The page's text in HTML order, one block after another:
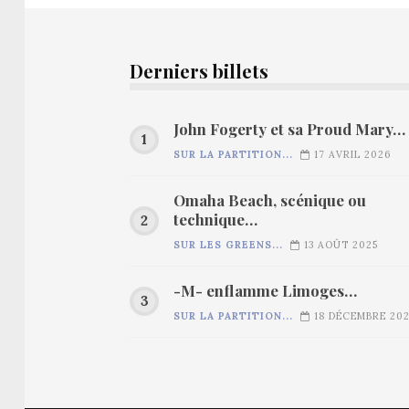
Derniers billets
John Fogerty et sa Proud Mary…
SUR LA PARTITION... 17 AVRIL 2026
Omaha Beach, scénique ou
technique…
SUR LES GREENS... 13 AOÛT 2025
-M- enflamme Limoges…
SUR LA PARTITION... 18 DÉCEMBRE